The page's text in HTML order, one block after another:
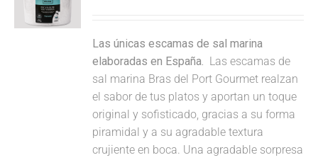
Las únicas escamas de sal marina
elaboradas en España. Las escamas de
sal marina Bras del Port Gourmet realzan
el sabor de tus platos y aportan un toque
original y sofisticado, gracias a su forma
piramidal y a su agradable textura
crujiente en boca. Una agradable sorpresa